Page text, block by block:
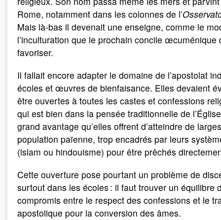
Rome, notamment dans les colonnes de l’
Mais là-bas il devenait une enseigne, comme le
l’inculturation que le prochain concile œcuménique
favoriser.
Il fallait encore adapter le domaine de l’apostolat
écoles et œuvres de bienfaisance. Elles devaient
être ouvertes à toutes les castes et confessions
qui est bien dans la pensée traditionnelle de
grand avantage qu’elles offrent d’atteindre de
population païenne, trop encadrés par leurs
(islam ou hindouisme) pour être prêchés
Cette ouverture pose pourtant un problème de
surtout dans les écoles : il faut trouver un équilibre
compromis entre le respect des confessions et le
apostolique pour la conversion des âmes.